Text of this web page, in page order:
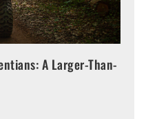
A Larger-Than-